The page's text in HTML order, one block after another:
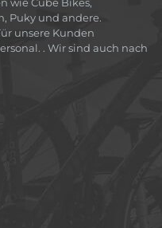
Puky und andere.
unsere Kunden
. Wir sind auch nach